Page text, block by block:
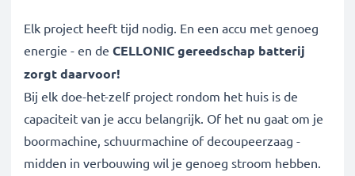
Elk project heeft tijd nodig. En een accu met genoeg
energie - en de CELLONIC gereedschap batterij
zorgt daarvoor!
Bij elk doe-het-zelf project rondom het huis is de
capaciteit van je accu belangrijk. Of het nu gaat om je
boormachine, schuurmachine of decoupeerzaag -
midden in verbouwing wil je genoeg stroom hebben.